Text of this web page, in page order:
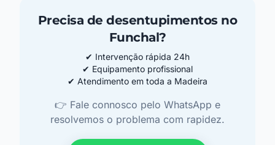
Precisa de desentupimentos no
Funchal?
✔ Intervenção rápida 24h
✔ Equipamento profissional
✔ Atendimento em toda a Madeira
👉 Fale connosco pelo WhatsApp e
resolvemos o problema com rapidez.